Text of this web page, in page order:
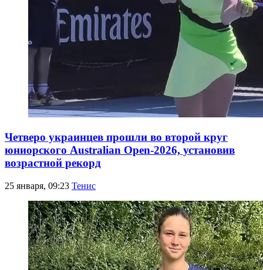
Четверо украинцев прошли во второй круг
юниорского Australian Open-2026, установив
возрастной рекорд
25 января, 09:23 Тенис